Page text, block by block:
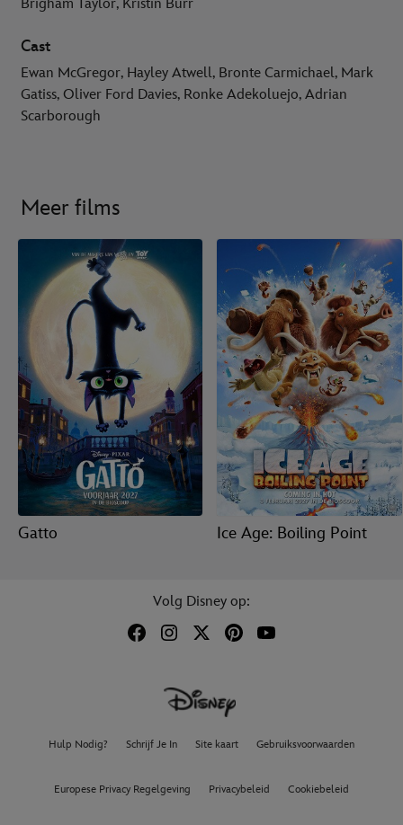
Brigham Taylor, Kristin Burr
Cast
Ewan McGregor, Hayley Atwell, Bronte Carmichael, Mark
Gatiss, Oliver Ford Davies, Ronke Adekoluejo, Adrian
Scarborough
Meer films
Gatto Ice Age: Boiling Point
Volg Disney op:
Hulp Nodig? Schrijf Je In Site kaart Gebruiksvoorwaarden
Europese Privacy Regelgeving Privacybeleid Cookiebeleid